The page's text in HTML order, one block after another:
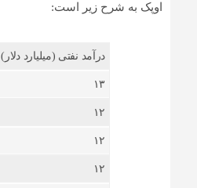
اوپک به شرح زیر است:
درآمد نفتی (میلیارد دلار)
۱۳
۱۲
۱۲
۱۲